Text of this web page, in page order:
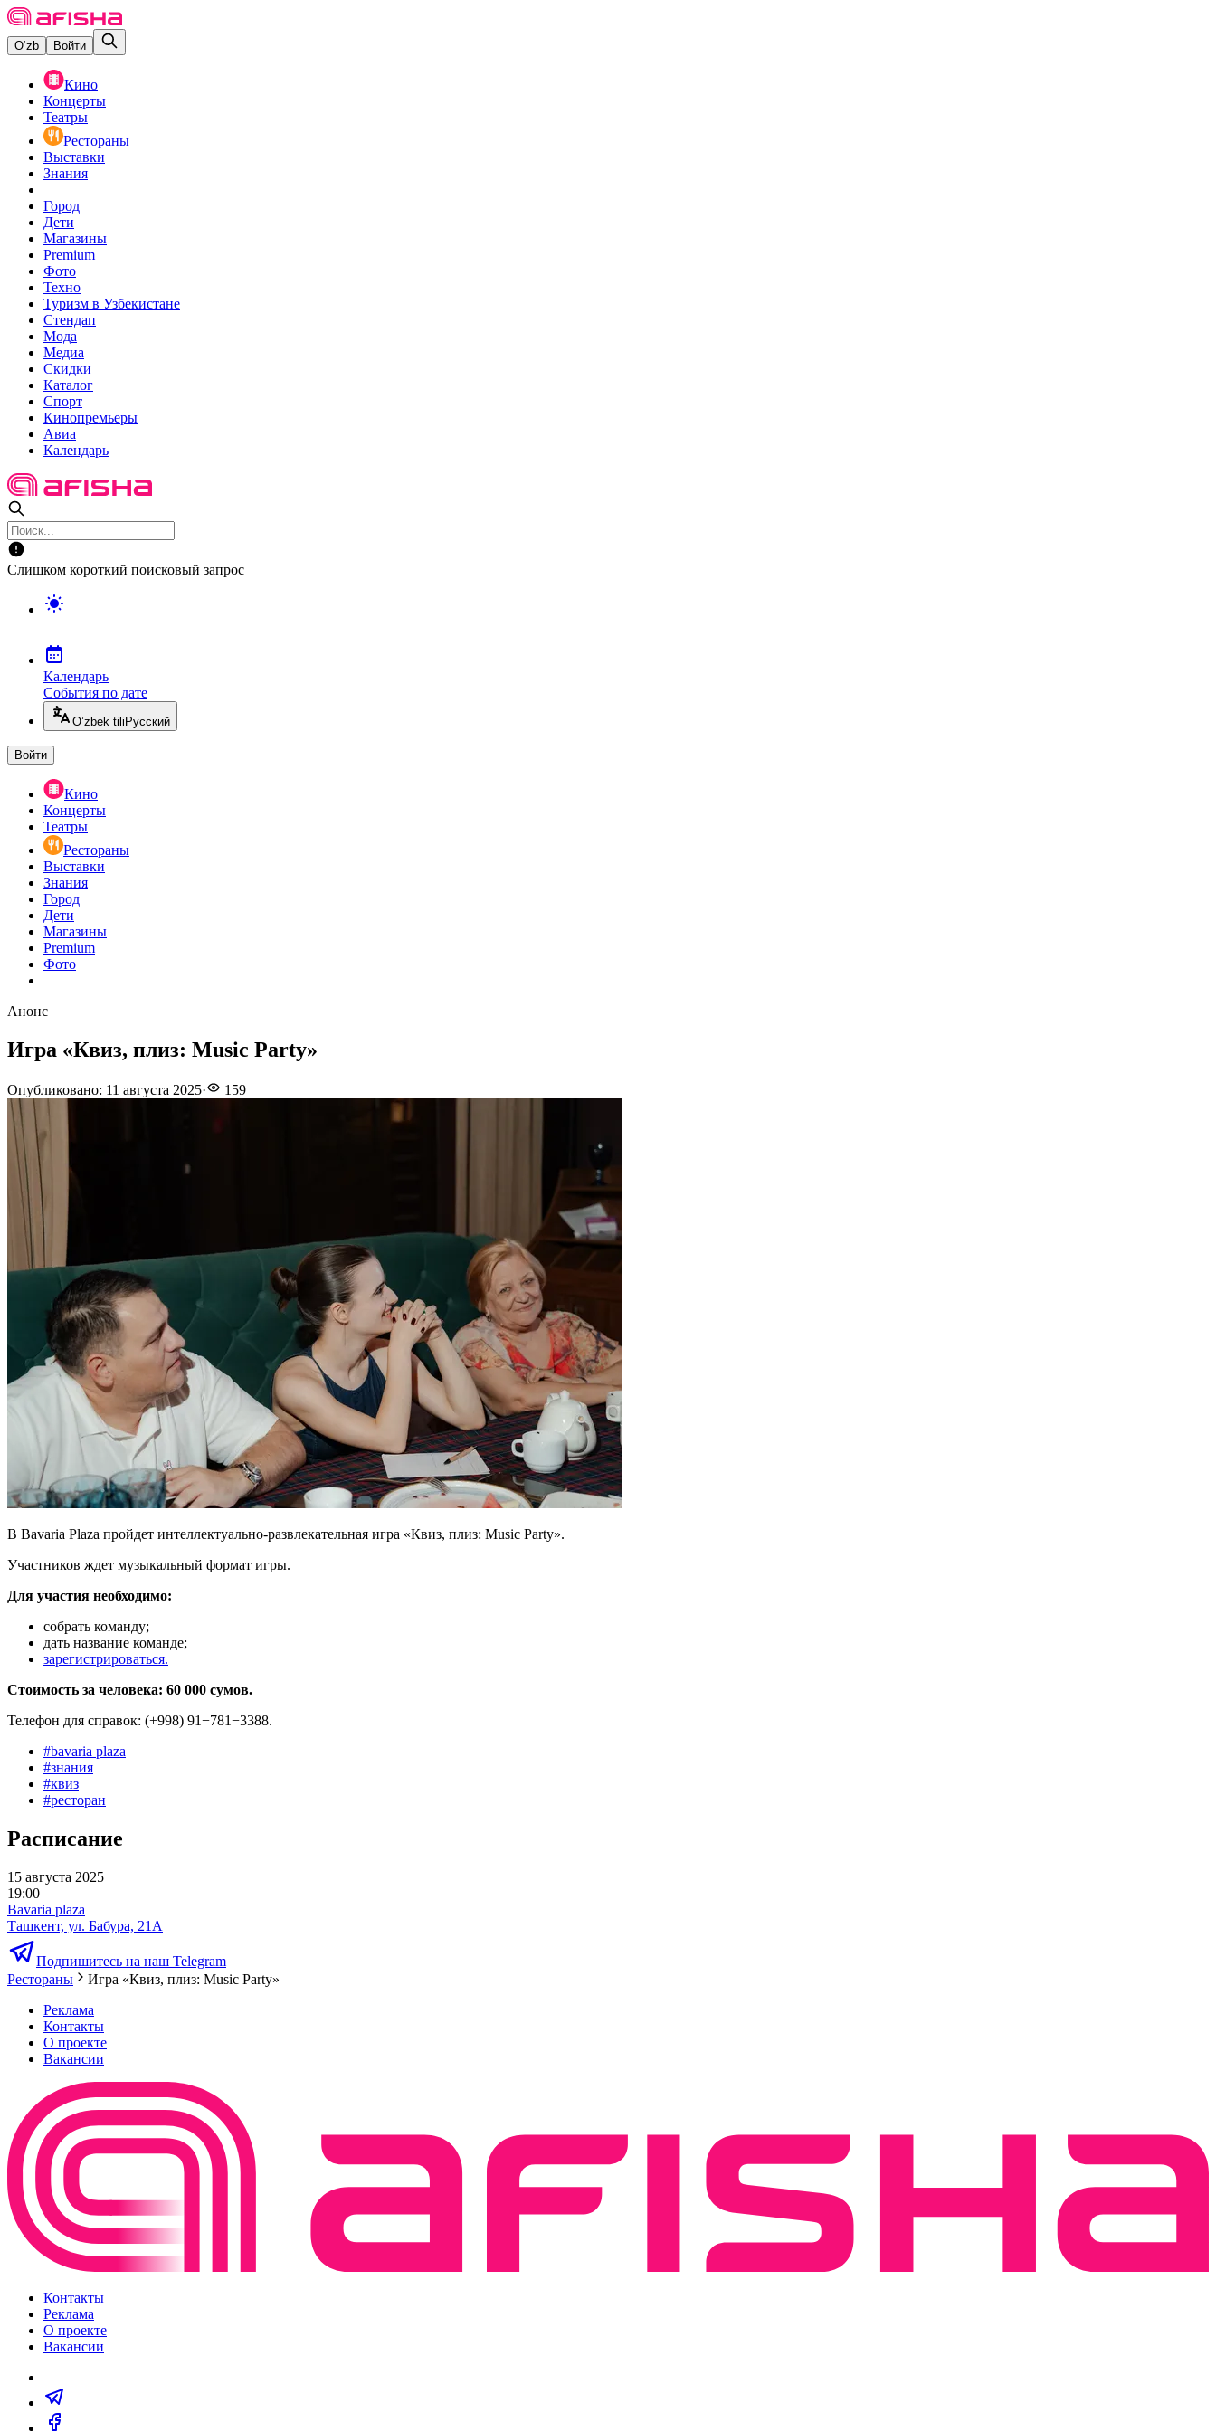
O‘zb Войти
Кино
Концерты
Театры
Рестораны
Выставки
Знания
Город
Дети
Магазины
Premium
Фото
Техно
Туризм в Узбекистане
Стендап
Мода
Медиа
Скидки
Каталог
Спорт
Кинопремьеры
Авиа
Календарь
Слишком короткий поисковый запрос
Календарь
События по дате
O’zbek tili Русский
Войти
Кино
Концерты
Театры
Рестораны
Выставки
Знания
Город
Дети
Магазины
Premium
Фото
Анонс
Игра «Квиз, плиз: Music Party»
Опубликовано: 11 августа 2025· 159
В Bavaria Plaza пройдет интеллектуально-развлекательная игра «Квиз, плиз: Music Party».
Участников ждет музыкальный формат игры.
Для участия необходимо:
собрать команду;
дать название команде;
зарегистрироваться.
Стоимость за человека: 60 000 сумов.
Телефон для справок: (+998) 91−781−3388.
#bavaria plaza
#знания
#квиз
#ресторан
Расписание
15 августа 2025
19:00
Bavaria plaza
Ташкент, ул. Бабура, 21А
Подпишитесь на наш Telegram
Рестораны
Игра «Квиз, плиз: Music Party»
Реклама
Контакты
О проекте
Вакансии
Контакты
Реклама
О проекте
Вакансии